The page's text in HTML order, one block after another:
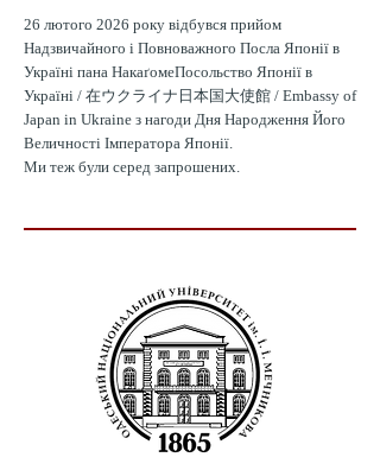
26 лютого 2026 року відбувся прийом
Надзвичайного і Повноважного Посла Японії в
Україні пана НакаґомеПосольство Японії в
Україні / 在ウクライナ日本国大使館 / Embassy of
Japan in Ukraine з нагоди Дня Народження Його
Величності Імператора Японії.
Ми теж були серед запрошених.